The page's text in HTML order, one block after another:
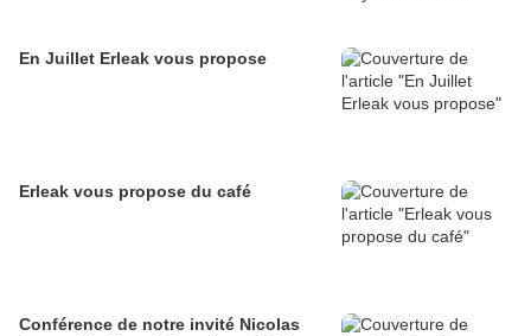
En Juillet Erleak vous propose
Erleak vous propose du café
Conférence de notre invité Nicolas